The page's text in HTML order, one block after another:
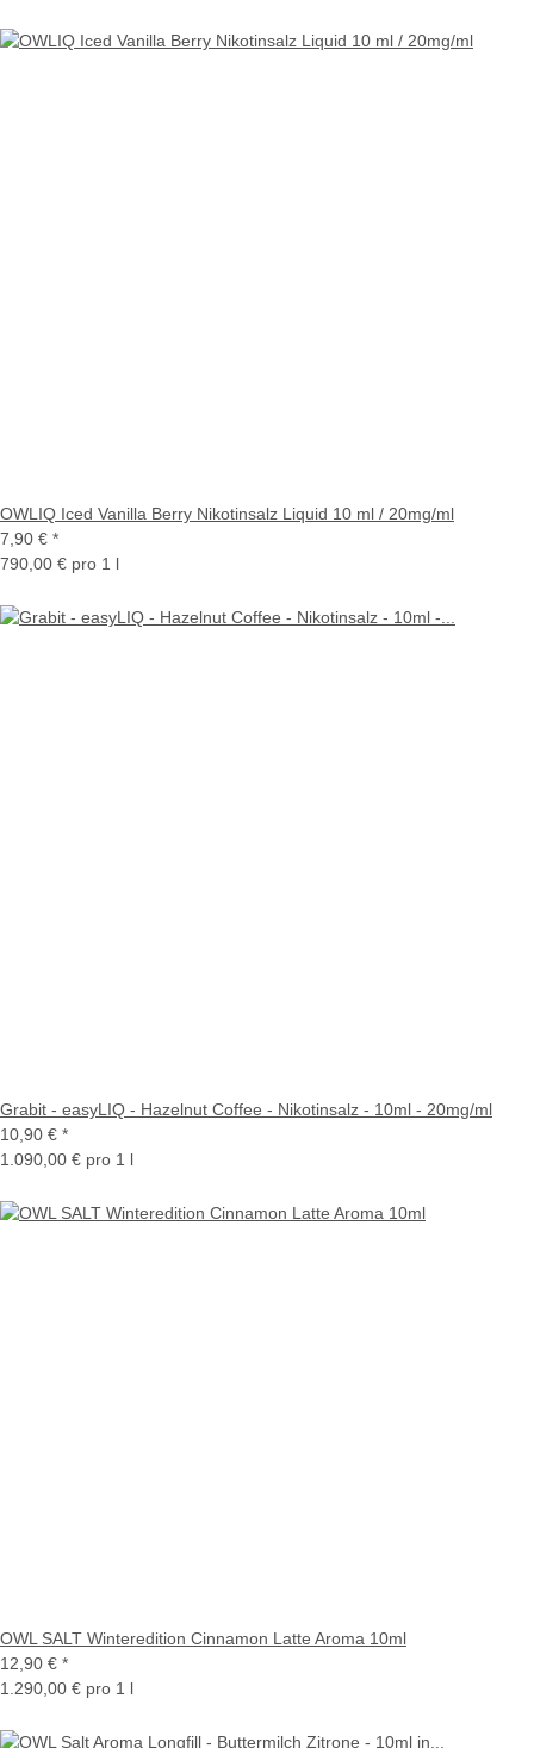
OWLIQ Iced Vanilla Berry Nikotinsalz Liquid 10 ml / 20mg/ml
7,90 € *
790,00 € pro 1 l
Grabit - easyLIQ - Hazelnut Coffee - Nikotinsalz - 10ml - 20mg/ml
10,90 € *
1.090,00 € pro 1 l
OWL SALT Winteredition Cinnamon Latte Aroma 10ml
12,90 € *
1.290,00 € pro 1 l